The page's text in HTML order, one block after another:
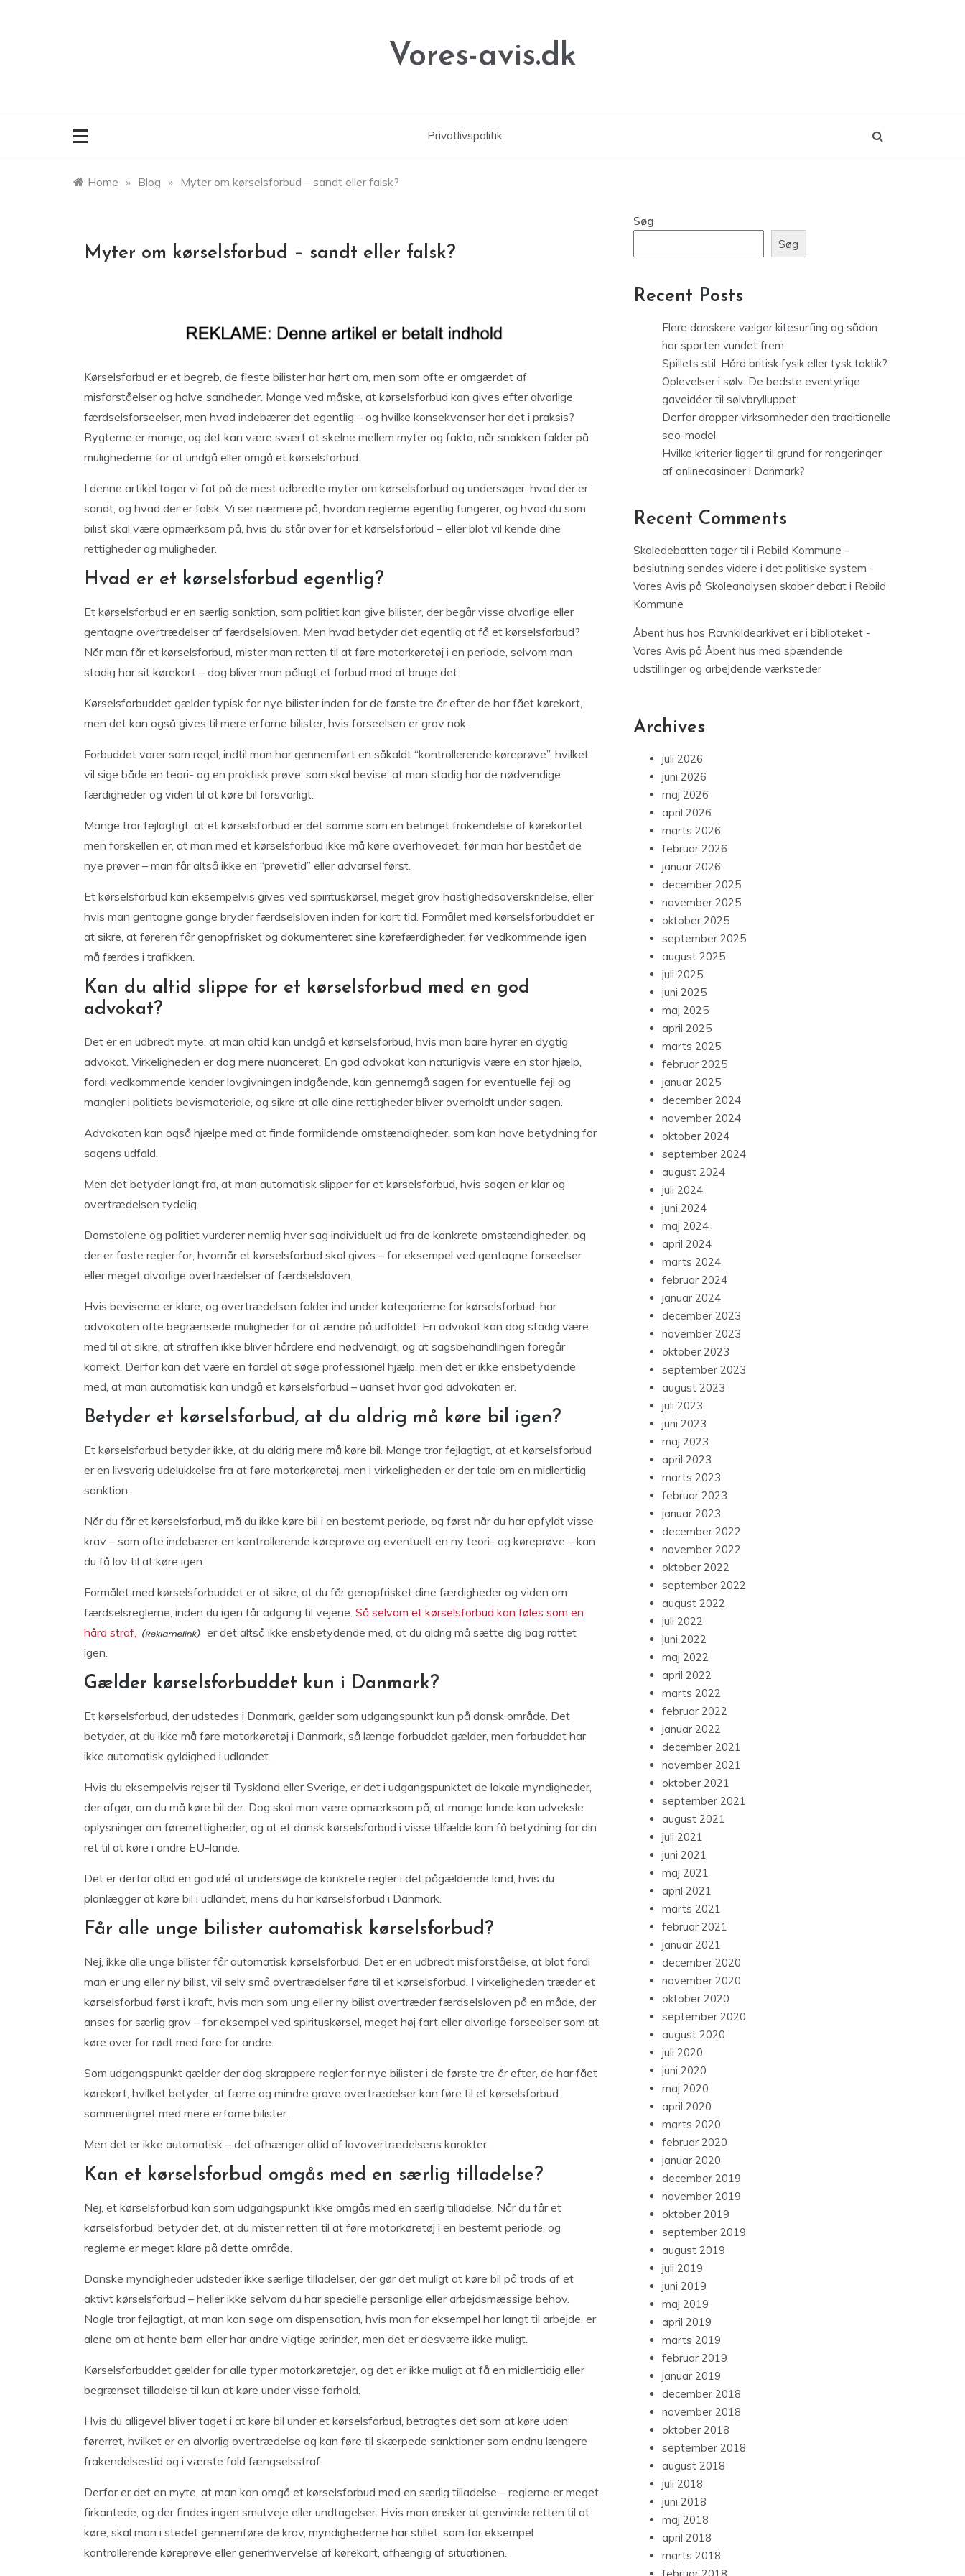
Vores-avis.dk
Privatlivspolitik
Home » Blog » Myter om kørselsforbud – sandt eller falsk?
Myter om kørselsforbud – sandt eller falsk?
Kørselsforbud er et begreb, de fleste bilister har hørt om, men som ofte er omgærdet af
misforståelser og halve sandheder. Mange ved måske, at kørselsforbud kan gives efter alvorlige
færdselsforseelser, men hvad indebærer det egentlig – og hvilke konsekvenser har det i praksis?
Rygterne er mange, og det kan være svært at skelne mellem myter og fakta, når snakken falder på
mulighederne for at undgå eller omgå et kørselsforbud.
I denne artikel tager vi fat på de mest udbredte myter om kørselsforbud og undersøger, hvad der er
sandt, og hvad der er falsk. Vi ser nærmere på, hvordan reglerne egentlig fungerer, og hvad du som
bilist skal være opmærksom på, hvis du står over for et kørselsforbud – eller blot vil kende dine
rettigheder og muligheder.
Hvad er et kørselsforbud egentlig?
Et kørselsforbud er en særlig sanktion, som politiet kan give bilister, der begår visse alvorlige eller
gentagne overtrædelser af færdselsloven. Men hvad betyder det egentlig at få et kørselsforbud?
Når man får et kørselsforbud, mister man retten til at føre motorkøretøj i en periode, selvom man
stadig har sit kørekort – dog bliver man pålagt et forbud mod at bruge det.
Kørselsforbuddet gælder typisk for nye bilister inden for de første tre år efter de har fået kørekort,
men det kan også gives til mere erfarne bilister, hvis forseelsen er grov nok.
Forbuddet varer som regel, indtil man har gennemført en såkaldt “kontrollerende køreprøve”, hvilket
vil sige både en teori- og en praktisk prøve, som skal bevise, at man stadig har de nødvendige
færdigheder og viden til at køre bil forsvarligt.
Mange tror fejlagtigt, at et kørselsforbud er det samme som en betinget frakendelse af kørekortet,
men forskellen er, at man med et kørselsforbud ikke må køre overhovedet, før man har bestået de
nye prøver – man får altså ikke en “prøvetid” eller advarsel først.
Et kørselsforbud kan eksempelvis gives ved spirituskørsel, meget grov hastighedsoverskridelse, eller
hvis man gentagne gange bryder færdselsloven inden for kort tid. Formålet med kørselsforbuddet er
at sikre, at føreren får genopfrisket og dokumenteret sine kørefærdigheder, før vedkommende igen
må færdes i trafikken.
Kan du altid slippe for et kørselsforbud med en god
advokat?
Det er en udbredt myte, at man altid kan undgå et kørselsforbud, hvis man bare hyrer en dygtig
advokat. Virkeligheden er dog mere nuanceret. En god advokat kan naturligvis være en stor hjælp,
fordi vedkommende kender lovgivningen indgående, kan gennemgå sagen for eventuelle fejl og
mangler i politiets bevismateriale, og sikre at alle dine rettigheder bliver overholdt under sagen.
Advokaten kan også hjælpe med at finde formildende omstændigheder, som kan have betydning for
sagens udfald.
Men det betyder langt fra, at man automatisk slipper for et kørselsforbud, hvis sagen er klar og
overtrædelsen tydelig.
Domstolene og politiet vurderer nemlig hver sag individuelt ud fra de konkrete omstændigheder, og
der er faste regler for, hvornår et kørselsforbud skal gives – for eksempel ved gentagne forseelser
eller meget alvorlige overtrædelser af færdselsloven.
Hvis beviserne er klare, og overtrædelsen falder ind under kategorierne for kørselsforbud, har
advokaten ofte begrænsede muligheder for at ændre på udfaldet. En advokat kan dog stadig være
med til at sikre, at straffen ikke bliver hårdere end nødvendigt, og at sagsbehandlingen foregår
korrekt. Derfor kan det være en fordel at søge professionel hjælp, men det er ikke ensbetydende
med, at man automatisk kan undgå et kørselsforbud – uanset hvor god advokaten er.
Betyder et kørselsforbud, at du aldrig må køre bil igen?
Et kørselsforbud betyder ikke, at du aldrig mere må køre bil. Mange tror fejlagtigt, at et kørselsforbud
er en livsvarig udelukkelse fra at føre motorkøretøj, men i virkeligheden er der tale om en midlertidig
sanktion.
Når du får et kørselsforbud, må du ikke køre bil i en bestemt periode, og først når du har opfyldt visse
krav – som ofte indebærer en kontrollerende køreprøve og eventuelt en ny teori- og køreprøve – kan
du få lov til at køre igen.
Formålet med kørselsforbuddet er at sikre, at du får genopfrisket dine færdigheder og viden om
færdselsreglerne, inden du igen får adgang til vejene. Så selvom et kørselsforbud kan føles som en
hård straf,
er det altså ikke ensbetydende med, at du aldrig må sætte dig bag rattet
igen.
Gælder kørselsforbuddet kun i Danmark?
Et kørselsforbud, der udstedes i Danmark, gælder som udgangspunkt kun på dansk område. Det
betyder, at du ikke må føre motorkøretøj i Danmark, så længe forbuddet gælder, men forbuddet har
ikke automatisk gyldighed i udlandet.
Hvis du eksempelvis rejser til Tyskland eller Sverige, er det i udgangspunktet de lokale myndigheder,
der afgør, om du må køre bil der. Dog skal man være opmærksom på, at mange lande kan udveksle
oplysninger om førerrettigheder, og at et dansk kørselsforbud i visse tilfælde kan få betydning for din
ret til at køre i andre EU-lande.
Det er derfor altid en god idé at undersøge de konkrete regler i det pågældende land, hvis du
planlægger at køre bil i udlandet, mens du har kørselsforbud i Danmark.
Får alle unge bilister automatisk kørselsforbud?
Nej, ikke alle unge bilister får automatisk kørselsforbud. Det er en udbredt misforståelse, at blot fordi
man er ung eller ny bilist, vil selv små overtrædelser føre til et kørselsforbud. I virkeligheden træder et
kørselsforbud først i kraft, hvis man som ung eller ny bilist overtræder færdselsloven på en måde, der
anses for særlig grov – for eksempel ved spirituskørsel, meget høj fart eller alvorlige forseelser som at
køre over for rødt med fare for andre.
Som udgangspunkt gælder der dog skrappere regler for nye bilister i de første tre år efter, de har fået
kørekort, hvilket betyder, at færre og mindre grove overtrædelser kan føre til et kørselsforbud
sammenlignet med mere erfarne bilister.
Men det er ikke automatisk – det afhænger altid af lovovertrædelsens karakter.
Kan et kørselsforbud omgås med en særlig tilladelse?
Nej, et kørselsforbud kan som udgangspunkt ikke omgås med en særlig tilladelse. Når du får et
kørselsforbud, betyder det, at du mister retten til at føre motorkøretøj i en bestemt periode, og
reglerne er meget klare på dette område.
Danske myndigheder udsteder ikke særlige tilladelser, der gør det muligt at køre bil på trods af et
aktivt kørselsforbud – heller ikke selvom du har specielle personlige eller arbejdsmæssige behov.
Nogle tror fejlagtigt, at man kan søge om dispensation, hvis man for eksempel har langt til arbejde, er
alene om at hente børn eller har andre vigtige ærinder, men det er desværre ikke muligt.
Kørselsforbuddet gælder for alle typer motorkøretøjer, og det er ikke muligt at få en midlertidig eller
begrænset tilladelse til kun at køre under visse forhold.
Hvis du alligevel bliver taget i at køre bil under et kørselsforbud, betragtes det som at køre uden
førerret, hvilket er en alvorlig overtrædelse og kan føre til skærpede sanktioner som endnu længere
frakendelsestid og i værste fald fængselsstraf.
Derfor er det en myte, at man kan omgå et kørselsforbud med en særlig tilladelse – reglerne er meget
firkantede, og der findes ingen smutveje eller undtagelser. Hvis man ønsker at genvinde retten til at
køre, skal man i stedet gennemføre de krav, myndighederne har stillet, som for eksempel
kontrollerende køreprøve eller generhvervelse af kørekort, afhængig af situationen.
Søg
Søg
Recent Posts
Flere danskere vælger kitesurfing og sådan
har sporten vundet frem
Spillets stil: Hård britisk fysik eller tysk taktik?
Oplevelser i sølv: De bedste eventyrlige
gaveidéer til sølvbrylluppet
Derfor dropper virksomheder den traditionelle
seo-model
Hvilke kriterier ligger til grund for rangeringer
af onlinecasinoer i Danmark?
Recent Comments
Skoledebatten tager til i Rebild Kommune –
beslutning sendes videre i det politiske system -
Vores Avis på Skoleanalysen skaber debat i Rebild
Kommune
Åbent hus hos Ravnkildearkivet er i biblioteket -
Vores Avis på Åbent hus med spændende
udstillinger og arbejdende værksteder
Archives
juli 2026
juni 2026
maj 2026
april 2026
marts 2026
februar 2026
januar 2026
december 2025
november 2025
oktober 2025
september 2025
august 2025
juli 2025
juni 2025
maj 2025
april 2025
marts 2025
februar 2025
januar 2025
december 2024
november 2024
oktober 2024
september 2024
august 2024
juli 2024
juni 2024
maj 2024
april 2024
marts 2024
februar 2024
januar 2024
december 2023
november 2023
oktober 2023
september 2023
august 2023
juli 2023
juni 2023
maj 2023
april 2023
marts 2023
februar 2023
januar 2023
december 2022
november 2022
oktober 2022
september 2022
august 2022
juli 2022
juni 2022
maj 2022
april 2022
marts 2022
februar 2022
januar 2022
december 2021
november 2021
oktober 2021
september 2021
august 2021
juli 2021
juni 2021
maj 2021
april 2021
marts 2021
februar 2021
januar 2021
december 2020
november 2020
oktober 2020
september 2020
august 2020
juli 2020
juni 2020
maj 2020
april 2020
marts 2020
februar 2020
januar 2020
december 2019
november 2019
oktober 2019
september 2019
august 2019
juli 2019
juni 2019
maj 2019
april 2019
marts 2019
februar 2019
januar 2019
december 2018
november 2018
oktober 2018
september 2018
august 2018
juli 2018
juni 2018
maj 2018
april 2018
marts 2018